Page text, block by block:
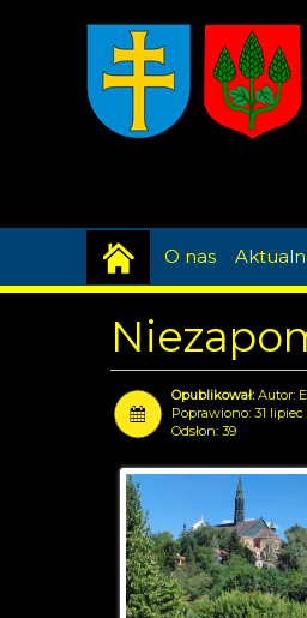
O nas
Autor:
Poprawiono: 31 lipiec
Odsłon: 39